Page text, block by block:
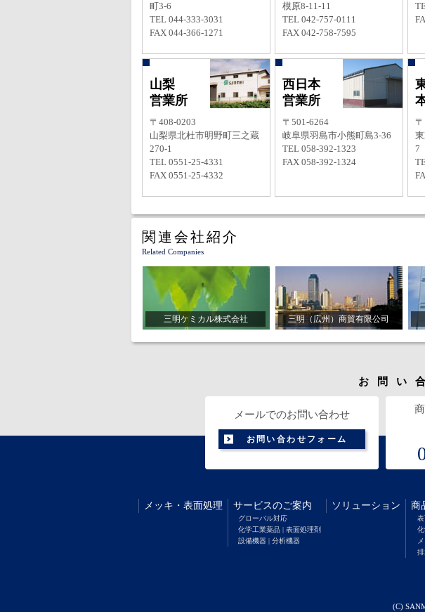
町3-6
TEL 044-333-3031
FAX 044-366-1271
模原8-11-11
TEL 042-757-0111
FAX 042-758-7595
山梨
営業所
〒408-0203
山梨県北杜市明野町三之蔵
270-1
TEL 0551-25-4331
FAX 0551-25-4332
西日本
営業所
〒501-6264
岐阜県羽島市小熊町島3-36
TEL 058-392-1323
FAX 058-392-1324
7
関連会社紹介
Related Companies
三明ケミカル株式会社 三明（広州）商貿有限公司
お問い
メールでのお問い合わせ
お問い合わせフォーム
メッキ ・ 表面処理 サービスのご案内
グローバル対応
化学工業薬品 | 表面処理剤
設備機器 | 分析機器
ソリューション 商
(C)